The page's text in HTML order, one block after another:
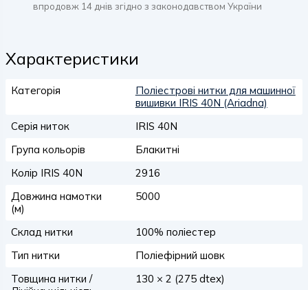
впродовж 14 днів згідно з законодавством України
Характеристики
Категорія
Поліестрові нитки для машинної
вишивки IRIS 40N (Ariadna)
Серія ниток
IRIS 40N
Група кольорів
Блакитні
Колір IRIS 40N
2916
Довжина намотки
(м)
5000
Склад нитки
100% поліестер
Тип нитки
Поліефірний шовк
Товщина нитки /
130 × 2 (275 dtex)